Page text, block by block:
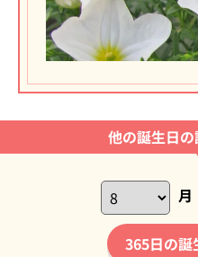
他の誕生日
月
365日の誕